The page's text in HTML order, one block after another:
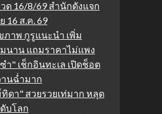
ด 16/8/69 สำนักดังแจก
16 ส.ค. 69
ภาพ กูรูแนะนำ เพิ่ม
นาน แถมราคาไม่แพง
ำ" เช็กอินทะเล เปิดช็อต
นฉ่ำมาก
ดา" สวยรวยเท่มาก หลุด
บโลก